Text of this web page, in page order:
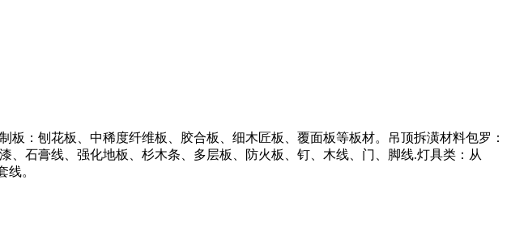
刨花板、中稀度纤维板、胶合板、细木匠板、覆面板等板材。吊顶拆潢材料包罗：
石膏线、强化地板、杉木条、多层板、防火板、钉、木线、门、脚线.灯具类：从
。